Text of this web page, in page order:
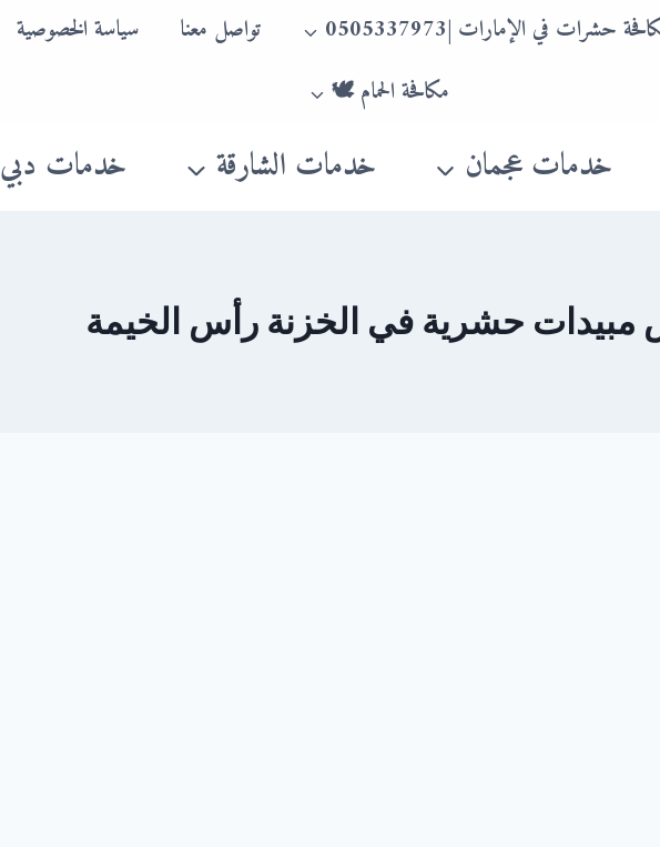
حشرات في الإمارات |0505337973 تواصل معنا سياسة الخصوصية
مكافحة الحمام 🕊
خدمات عجمان خدمات الشارقة خدمات دبي
حشرية في الخزنة رأس الخيمة